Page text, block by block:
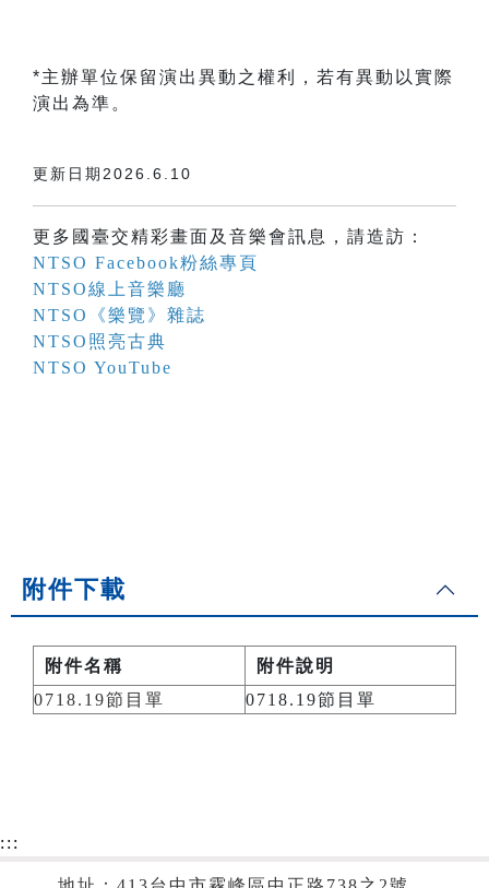
*主辦單位保留演出異動之權利，若有異動以實際
演出為準。
更新日期2026.6.10
更多國臺交精彩畫面及音樂會訊息，請造訪：
NTSO Facebook粉絲專頁
NTSO線上音樂廳
NTSO《樂覽》雜誌
NTSO照亮古典
NTSO YouTube
附件下載
附件名稱
附件說明
0718.19節目單
0718.19節目單
:::